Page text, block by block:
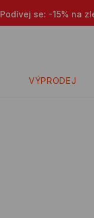
Podívej se: -15% na
VÝPRODEJ